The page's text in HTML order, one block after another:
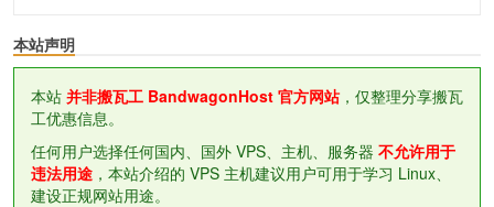
本站声明
本站 并非搬瓦工 BandwagonHost 官方网站，仅整理分享搬瓦
工优惠信息。
任何用户选择任何国内、国外 VPS、主机、服务器 不允许用于
违法用途 ，本站介绍的 VPS 主机建议用户可用于学习 Linux、
建设正规网站用途。